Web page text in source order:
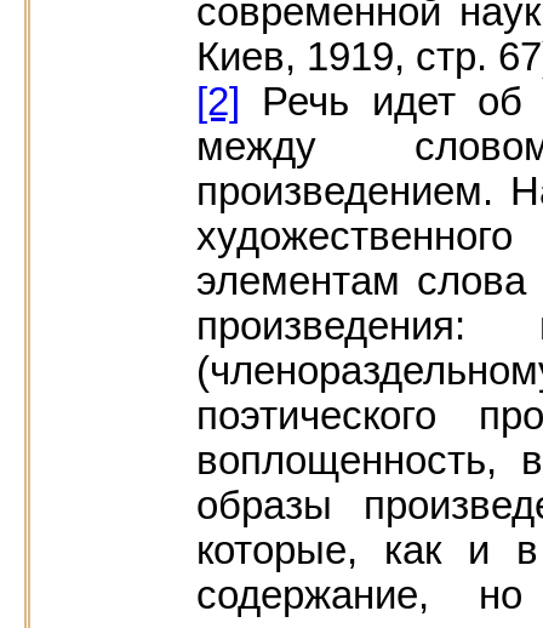
современной
Киев, 1919, стр.
[2]
Речь идет об
между
произведением.
элементам слова
поэтического
воплощенность,
образы
которые, как и
содержание,